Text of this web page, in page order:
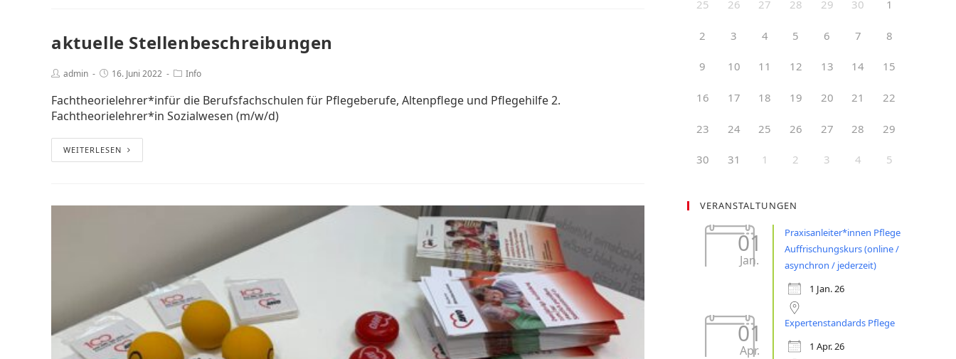
aktuelle Stellenbeschreibungen
admin 16. Juni 2022 Info
Fachtheorielehrer*infür die Berufsfachschulen für Pflegeberufe, Altenpflege und Pflegehilfe 2.
Fachtheorielehrer*in Sozialwesen (m/w/d)
WEITERLESEN
25 26 27 28 29 30 1
2 3 4 5 6 7 8
9 10 11 12 13 14 15
16 17 18 19 20 21 22
23 24 25 26 27 28 29
30 31 1 2 3 4 5
VERANSTALTUNGEN
01
Jan.
Praxisanleiter*innen Pflege
Auffrischungskurs (online /
asynchron / jederzeit)
1 Jan. 26
01
Apr.
Expertenstandards Pflege
1 Apr. 26